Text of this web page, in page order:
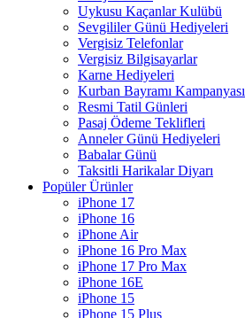
Uykusu Kaçanlar Kulübü
Sevgililer Günü Hediyeleri
Vergisiz Telefonlar
Vergisiz Bilgisayarlar
Karne Hediyeleri
Kurban Bayramı Kampanyası
Resmi Tatil Günleri
Pasaj Ödeme Teklifleri
Anneler Günü Hediyeleri
Babalar Günü
Taksitli Harikalar Diyarı
Popüler Ürünler
iPhone 17
iPhone 16
iPhone Air
iPhone 16 Pro Max
iPhone 17 Pro Max
iPhone 16E
iPhone 15
iPhone 15 Plus